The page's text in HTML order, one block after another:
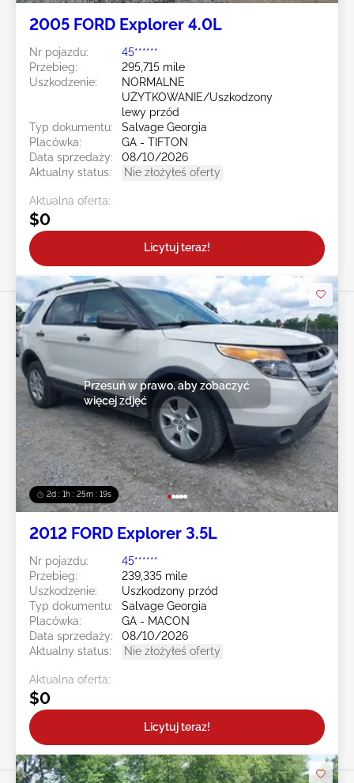
2005 FORD Explorer 4.0L
Nr pojazdu:
45******
Przebieg:
295,715 mile
Uszkodzenie:
NORMALNE
UŻYTKOWANIE/Uszkodzony
lewy przód
Typ dokumentu:
Salvage Georgia
Placówka:
GA - TIFTON
Data sprzedaży:
08/10/2026
Aktualny status:
Nie złożyłeś oferty
Aktualna oferta:
$0
Licytuj teraz!
2d : 1h : 25m : 16s
Przesuń w prawo, aby zobaczyć
więcej zdjęć
2012 FORD Explorer 3.5L
Nr pojazdu:
45******
Przebieg:
239,335 mile
Uszkodzenie:
Uszkodzony przód
Typ dokumentu:
Salvage Georgia
Placówka:
GA - MACON
Data sprzedaży:
08/10/2026
Aktualny status:
Nie złożyłeś oferty
Aktualna oferta:
$0
Licytuj teraz!